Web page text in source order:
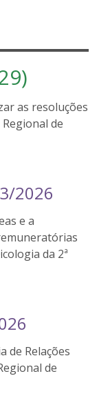
as resoluções
de
2026
e a
da 2ª
de Relações
de